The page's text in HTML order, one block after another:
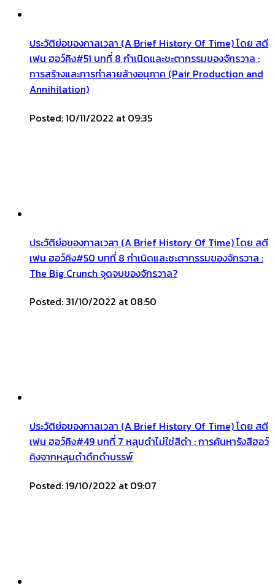
ประวัติย่อของกาลเวลา (A Brief History Of Time) โดย สตี
เฟน ฮอว์คิง#51 บทที่ 8 กำเนิดและชะตากรรมของจักรวาล :
การสร้างและการทำลายล้างอนุภาค (Pair Production and
Annihilation)
Posted: 10/11/2022 at 09:35
ประวัติย่อของกาลเวลา (A Brief History Of Time) โดย สตี
เฟน ฮอว์คิง#50 บทที่ 8 กำเนิดและชะตากรรมของจักรวาล :
The Big Crunch จุดจบของจักรวาล?
Posted: 31/10/2022 at 08:50
ประวัติย่อของกาลเวลา (A Brief History Of Time) โดย สตี
เฟน ฮอว์คิง#49 บทที่ 7 หลุมดำไม่ใช่สีดำ : การค้นหารังสีฮอว์
คิงจากหลุมดำดึกดำบรรพ์
Posted: 19/10/2022 at 09:07